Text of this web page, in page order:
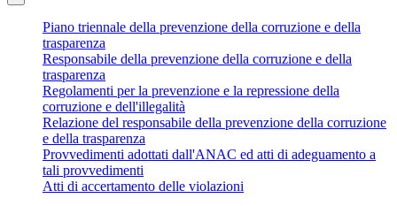
Piano triennale della prevenzione della corruzione e della
trasparenza
Responsabile della prevenzione della corruzione e della
trasparenza
Regolamenti per la prevenzione e la repressione della
corruzione e dell'illegalità
Relazione del responsabile della prevenzione della corruzione
e della trasparenza
Provvedimenti adottati dall'ANAC ed atti di adeguamento a
tali provvedimenti
Atti di accertamento delle violazioni